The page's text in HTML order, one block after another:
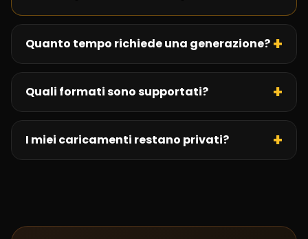
Quanto tempo richiede una generazione? +
Quali formati sono supportati? +
I miei caricamenti restano privati? +